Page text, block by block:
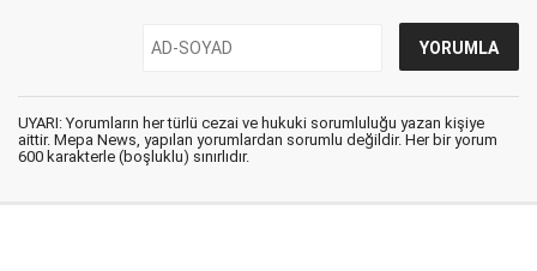
UYARI: Yorumların her türlü cezai ve hukuki sorumluluğu yazan kişiye
aittir. Mepa News, yapılan yorumlardan sorumlu değildir. Her bir yorum
600 karakterle (boşluklu) sınırlıdır.